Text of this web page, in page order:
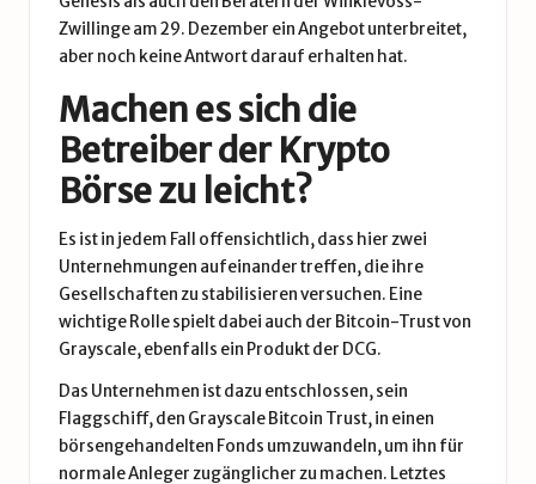
Zwillinge am 29. Dezember ein Angebot unterbreitet,
aber noch keine Antwort darauf erhalten hat.
Machen es sich die
Betreiber der Krypto
Börse zu leicht?
Es ist in jedem Fall offensichtlich, dass hier zwei
Unternehmungen aufeinander treffen, die ihre
Gesellschaften zu stabilisieren versuchen. Eine
wichtige Rolle spielt dabei auch der Bitcoin-Trust von
Grayscale, ebenfalls ein Produkt der DCG.
Das Unternehmen ist dazu entschlossen, sein
Flaggschiff, den Grayscale Bitcoin Trust, in einen
börsengehandelten Fonds umzuwandeln, um ihn für
normale Anleger zugänglicher zu machen. Letztes